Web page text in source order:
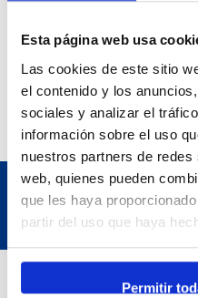
Esta página web usa
Las cookies de este sitio
el contenido y los
sociales y analizar el
información sobre el uso
nuestros partners de
web, quienes pueden
que les haya
partir del uso que haya
Permitir